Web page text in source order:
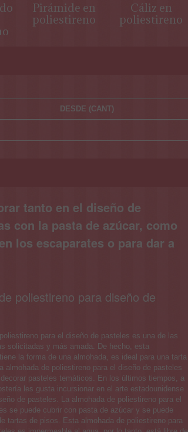
Pirámide en
poliestireno
Cáliz en
poliestireno
DESDE (CANT)
tanto en el diseño de
con la pasta de azúcar, como
los escaparates o para dar a
poliestireno para diseño de
para el diseño de pasteles es una de las
solicitadas y más amada. De hecho, esta
la forma de una almohada, es ideal para una tarta
almohada de poliestireno para el diseño de pasteles
pasteles temáticos. En los últimos tiempos, a
les gusta incursionar en el arte estadounidense
de pasteles. La almohada de poliestireno para el
se puede cubrir con pasta de azúcar y se puede
tartas de pisos. Esta almohada de poliestireno para